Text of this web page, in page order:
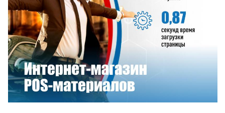
Смотреть проект